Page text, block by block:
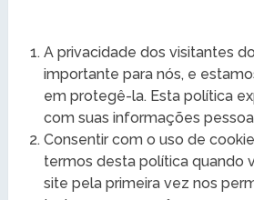
A privacidade dos visitantes
importante para nós, e
em protegê-la. Esta política
com suas informações
Consentir com o uso de
termos desta política quando
site pela primeira vez nos